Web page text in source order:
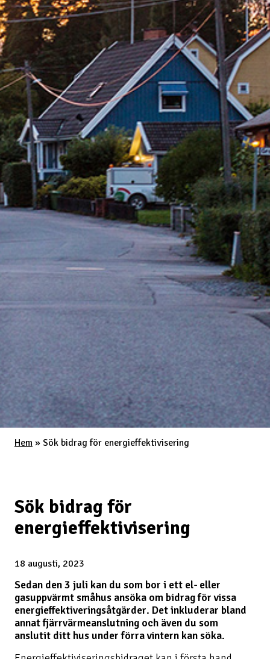
Hem » Sök bidrag för energieffektivisering
Sök bidrag för
energieffektivisering
18 augusti, 2023
Sedan den 3 juli kan du som bor i ett el- eller
gasuppvärmt småhus ansöka om bidrag för vissa
energieffektiveringsåtgärder. Det inkluderar bland
annat fjärrvärmeanslutning och även du som
anslutit ditt hus under förra vintern kan söka.